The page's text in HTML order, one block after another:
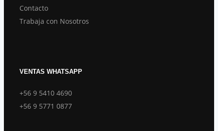
Contacto
Trabaja con Nosotros
VENTAS WHATSAPP
+56 9 5410 4690
+56 9 5771 0877